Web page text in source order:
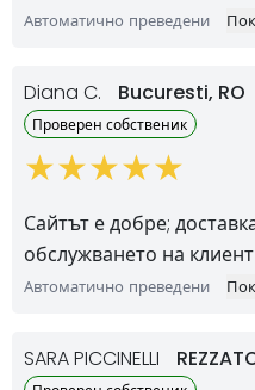
Автоматично преведени
Diana C. Bucuresti, RO
Проверен собственик
Сайтът е добре;
обслужването на
Автоматично преведени
SARA PICCINELLI